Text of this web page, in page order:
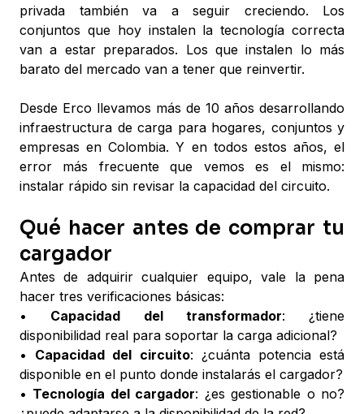
privada también va a seguir creciendo. Los
conjuntos que hoy instalen la tecnología correcta
van a estar preparados. Los que instalen lo más
barato del mercado van a tener que reinvertir.
Desde Erco llevamos más de 10 años desarrollando
infraestructura de carga para hogares, conjuntos y
empresas en Colombia. Y en todos estos años, el
error más frecuente que vemos es el mismo:
instalar rápido sin revisar la capacidad del circuito.
Qué hacer antes de comprar tu
cargador
Antes de adquirir cualquier equipo, vale la pena
hacer tres verificaciones básicas:
• Capacidad del transformador: ¿tiene
disponibilidad real para soportar la carga adicional?
• Capacidad del circuito: ¿cuánta potencia está
disponible en el punto donde instalarás el cargador?
• Tecnología del cargador: ¿es gestionable o no?